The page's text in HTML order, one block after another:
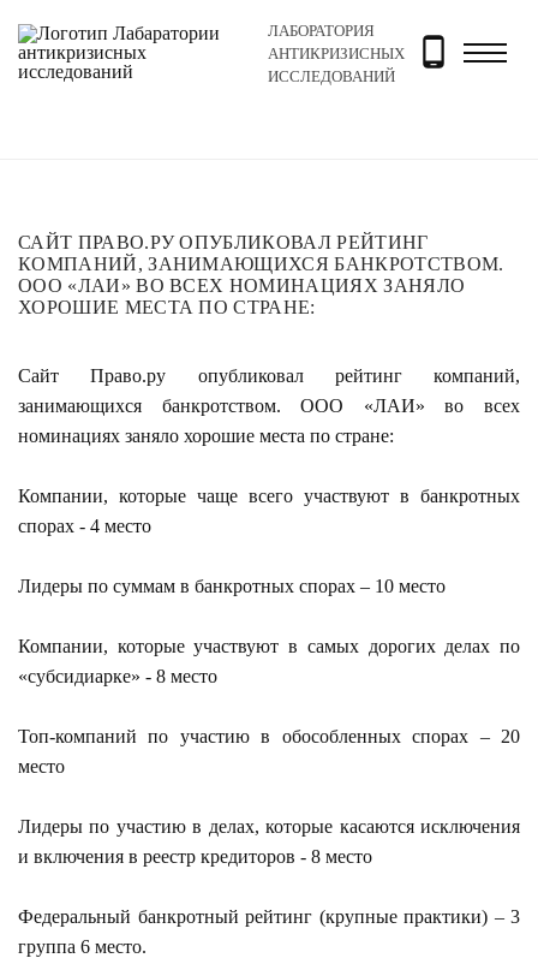
ЛАБОРАТОРИЯ
АНТИКРИЗИСНЫХ
ИССЛЕДОВАНИЙ
Главная Новости и блог Новости Сайт
САЙТ ПРАВО.РУ ОПУБЛИКОВАЛ РЕЙТИНГ
КОМПАНИЙ, ЗАНИМАЮЩИХСЯ БАНКРОТСТВОМ.
ООО «ЛАИ» ВО ВСЕХ НОМИНАЦИЯХ ЗАНЯЛО
ХОРОШИЕ МЕСТА ПО СТРАНЕ:
СайтПраво.ру опубликовал рейтинг компаний,
занимающихся банкротством. ООО «ЛАИ» во всех
номинациях заняло хорошие места по стране:
Компании, которые чаще всего участвуют в банкротных
спорах - 4 место
Лидеры по суммам в банкротных спорах – 10 место
Компании, которые участвуют в самых дорогих делах по
«субсидиарке» - 8 место
Топ-компаний по участию в обособленных спорах – 20
место
Лидеры по участию в делах, которые касаются исключения
и включения в реестр кредиторов - 8 место
Федеральный банкротный рейтинг (крупные практики) – 3
группа 6 место.